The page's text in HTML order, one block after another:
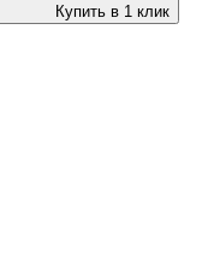
Купить в 1 клик